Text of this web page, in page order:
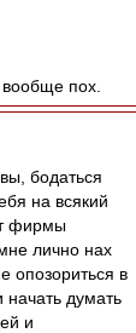
пох.
бодаться
на всякий
фирмы
лично нах
опозориться в
думать
и